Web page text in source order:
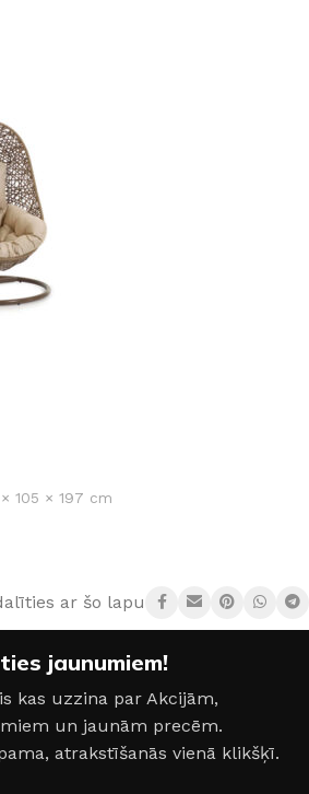
105 × 197 cm
ar šo lapu:
jaunumiem!
kas uzzina par Akcijām,
un jaunām precēm.
atrakstīšanās vienā klikšķī.